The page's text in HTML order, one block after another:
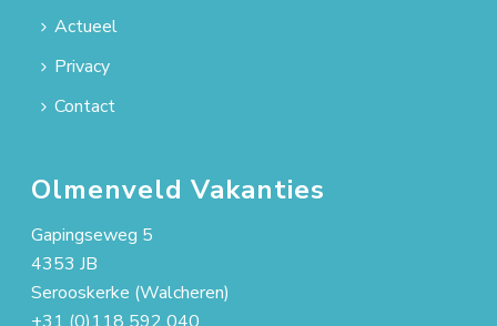
Actueel
Privacy
Contact
Olmenveld Vakanties
Gapingseweg 5
4353 JB
Serooskerke (Walcheren)